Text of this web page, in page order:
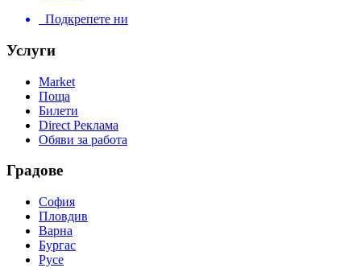
Подкрепете ни
Услуги
Market
Поща
Билети
Direct Реклама
Обяви за работа
Градове
София
Пловдив
Варна
Бургас
Русе